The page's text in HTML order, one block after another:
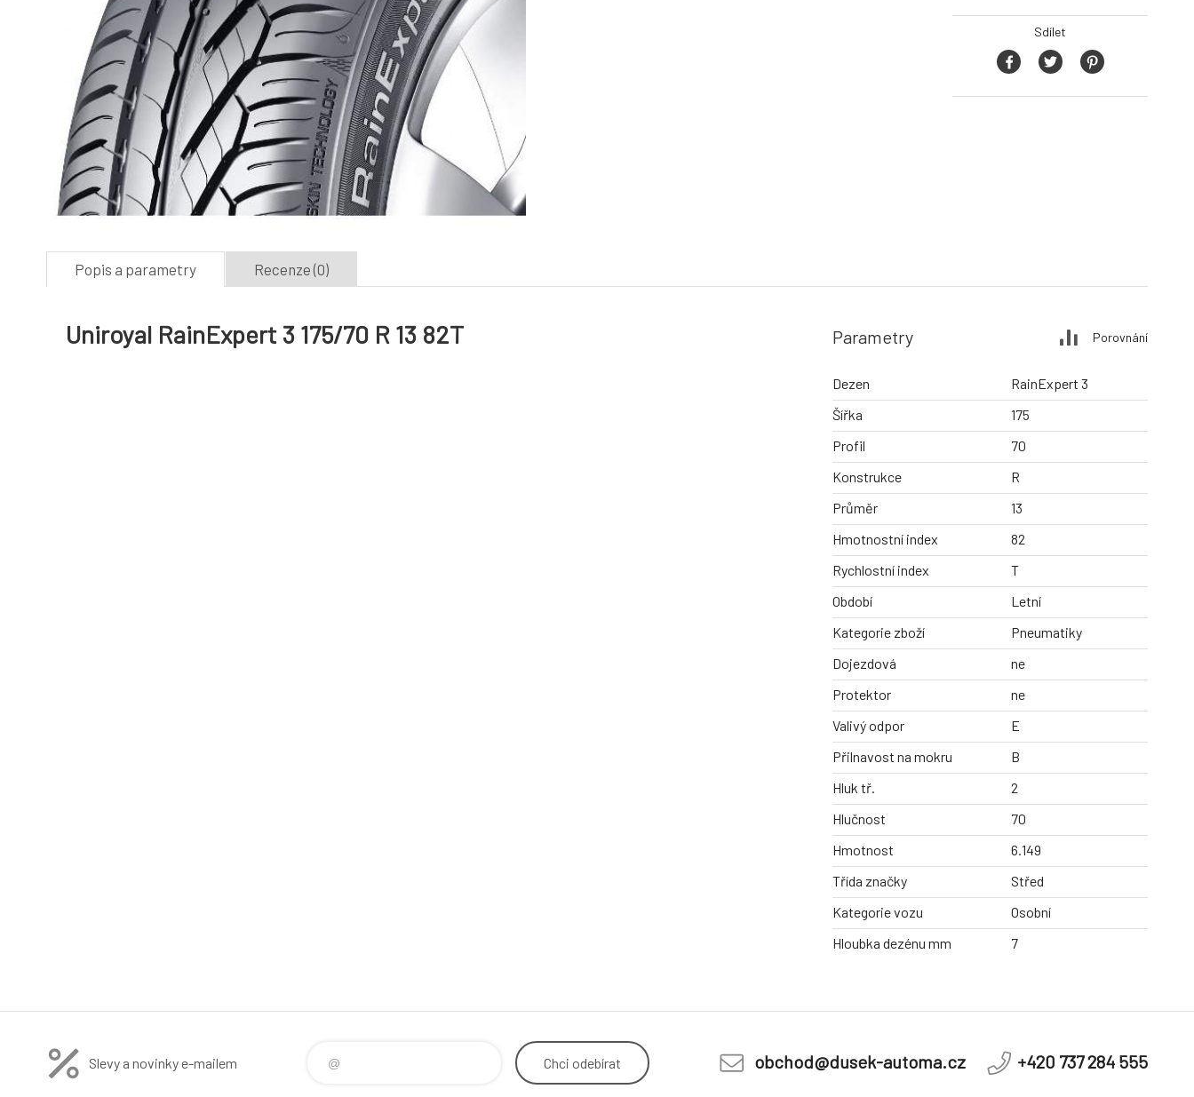
Sdílet
Popis a parametry Recenze (0)
Uniroyal RainExpert 3 175/70 R 13 82T Parametry Porovnání
Dezen
RainExpert 3
Šířka
175
Profil
70
Konstrukce
R
Průměr
13
Hmotnostní index
82
Rychlostní index
T
Období
Letní
Kategorie zboží
Pneumatiky
Dojezdová
ne
Protektor
ne
Valivý odpor
E
Přilnavost na mokru
B
Hluk tř.
2
Hlučnost
70
Hmotnost
6.149
Třída značky
Střed
Kategorie vozu
Osobní
Hloubka dezénu mm
7
Slevy a novinky e-mailem Chci odebírat obchod@dusek-automa.cz +420 737 284 555